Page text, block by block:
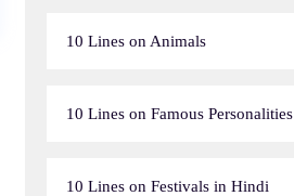
10 Lines on Animals
10 Lines on Famous Personalities
10 Lines on Festivals in Hindi